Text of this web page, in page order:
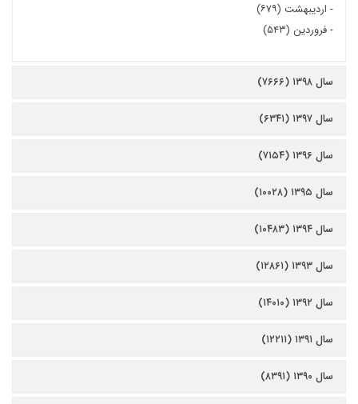
- اردیبهشت (۶۷۹)
-فروردین (۵۴۳)
سال ۱۳۹۸ (۷۶۶۶)
سال ۱۳۹۷ (۶۳۴۱)
سال ۱۳۹۶ (۷۱۵۴)
سال ۱۳۹۵ (۱۰۰۲۸)
سال ۱۳۹۴ (۱۰۴۸۳)
سال ۱۳۹۳ (۱۲۸۶۱)
سال ۱۳۹۲ (۱۴۰۱۰)
سال ۱۳۹۱ (۱۲۲۱۱)
سال ۱۳۹۰ (۸۳۹۱)